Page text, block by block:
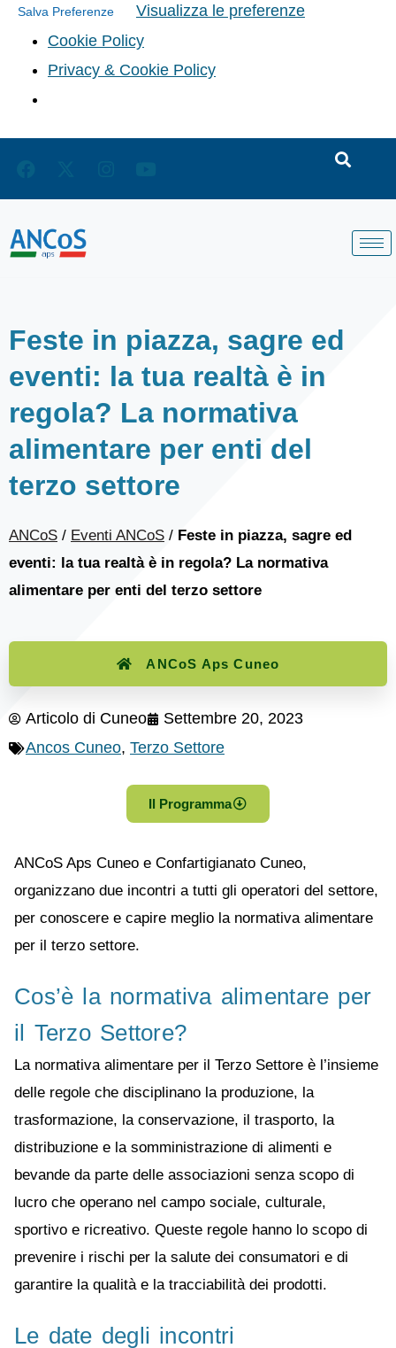
Salva Preferenze
Visualizza le preferenze
Cookie Policy
Privacy & Cookie Policy
Feste in piazza, sagre ed
eventi: la tua realtà è in
regola? La normativa
alimentare per enti del
terzo settore
ANCoS / Eventi ANCoS / Feste in piazza, sagre ed
eventi: la tua realtà è in regola? La normativa
alimentare per enti del terzo settore
ANCoS Aps Cuneo
Articolo di Cuneo
Settembre 20, 2023
Ancos Cuneo, Terzo Settore
Il Programma
ANCoS Aps Cuneo e Confartigianato Cuneo,
organizzano due incontri a tutti gli operatori del settore,
per conoscere e capire meglio la normativa alimentare
per il terzo settore.
Cos’è la normativa alimentare per
il Terzo Settore?
La normativa alimentare per il Terzo Settore è l’insieme
delle regole che disciplinano la produzione, la
trasformazione, la conservazione, il trasporto, la
distribuzione e la somministrazione di alimenti e
bevande da parte delle associazioni senza scopo di
lucro che operano nel campo sociale, culturale,
sportivo e ricreativo. Queste regole hanno lo scopo di
prevenire i rischi per la salute dei consumatori e di
garantire la qualità e la tracciabilità dei prodotti.
Le date degli incontri